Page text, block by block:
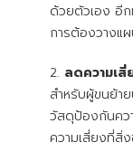
ด้วยตัวเอง อีก
การต้องวางแ
ลดความเสี่
สำหรับผู้ขนย้า
วัสดุป้องกันคว
ความเสี่ยงที่สิ่